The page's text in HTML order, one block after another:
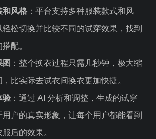
和风格 ：平台支持多种服装款式和风
松切换并比较不同的试穿效果，找到
配。
图 ：整个换衣过程只需几秒钟，极大缩
比实际去试衣间换衣更加快捷。
验 ：通过 AI 分析和调整，生成的试穿
户的真实形象，让每个用户都能看到
后的效果。